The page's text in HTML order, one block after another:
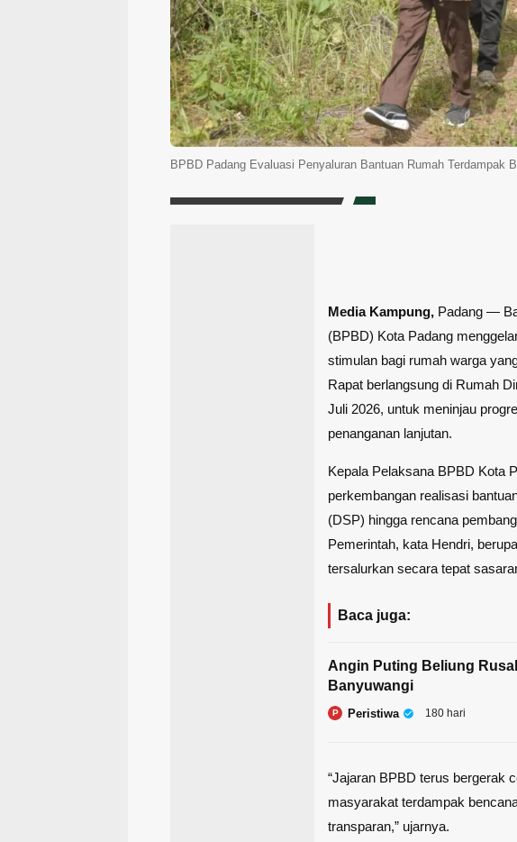
BPBD Padang Evaluasi Penyaluran Bantuan Rumah Terdampak
Media Kampung, Padang —
(BPBD) Kota Padang
stimulan bagi rumah warga
Rapat berlangsung di Rumah
Juli 2026, untuk meninjau
penanganan lanjutan.
Kepala Pelaksana BPBD Kota
perkembangan realisasi
(DSP) hingga rencana
Pemerintah, kata Hendri,
tersalurkan secara tepat
Baca juga:
Angin Puting Beliung
Banyuwangi
P Peristiwa 180 hari
“Jajaran BPBD terus bergerak
masyarakat terdampak
transparan,” ujarnya.